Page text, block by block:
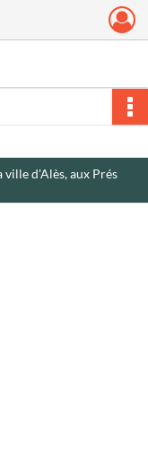
ville d'Alès, aux Prés